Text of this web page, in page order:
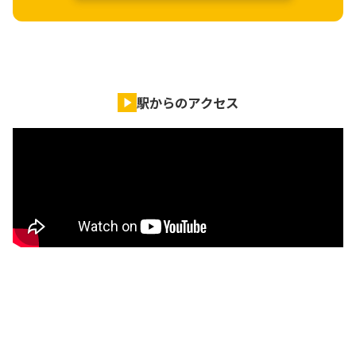
駅からのアクセス